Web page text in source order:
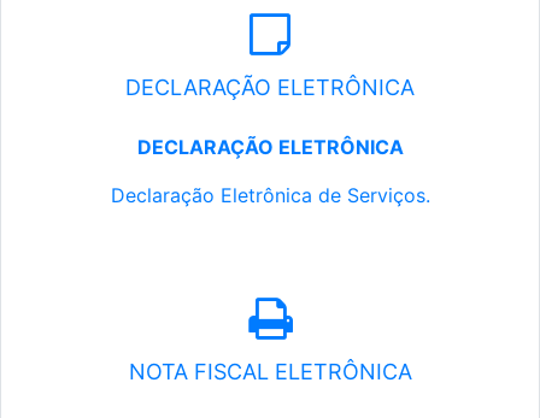
DECLARAÇÃO ELETRÔNICA
DECLARAÇÃO ELETRÔNICA
Declaração Eletrônica de Serviços.
NOTA FISCAL ELETRÔNICA